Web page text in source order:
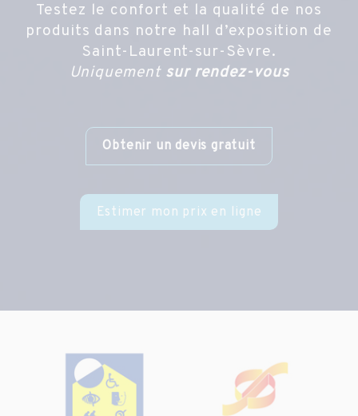
Testez le confort et la qualité de nos
produits dans notre hall d’exposition de
Saint-Laurent-sur-Sèvre.
Uniquement sur rendez-vous
Obtenir un devis gratuit
Estimer mon prix en ligne